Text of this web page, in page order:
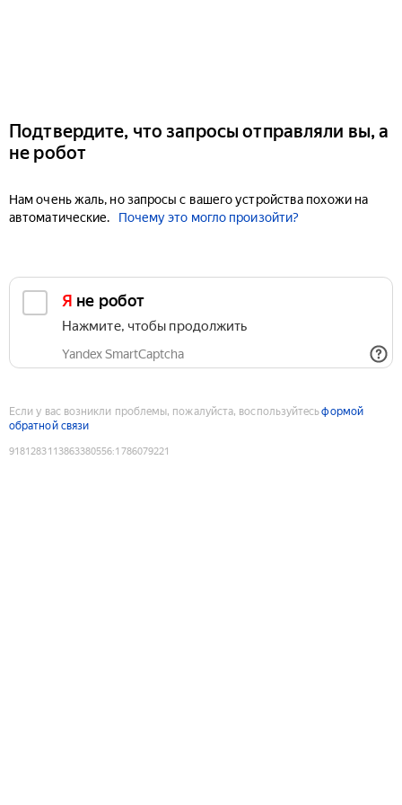
Подтвердите, что запросы отправляли вы, а
не робот
Нам очень жаль, но запросы с вашего устройства похожи на
автоматические.
Почему это могло произойти?
Я не робот
Нажмите, чтобы продолжить
Yandex SmartCaptcha
Если у вас возникли проблемы, пожалуйста, воспользуйтесьформой
обратной связи
9181283113863380556:1786079221